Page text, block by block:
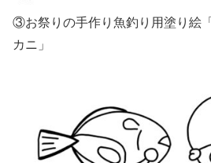
③お祭りの手作り魚釣り用塗り絵
カニ」